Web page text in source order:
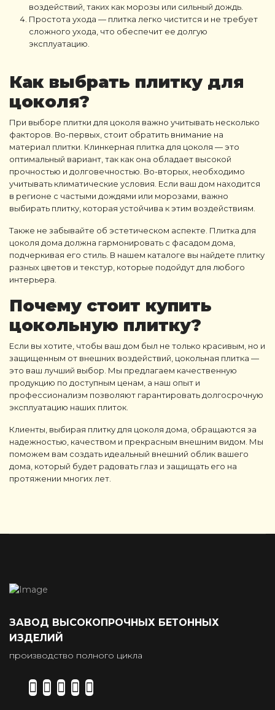
воздействий, таких как морозы или сильный дождь.
Простота ухода — плитка легко чистится и не требует
сложного ухода, что обеспечит ее долгую
эксплуатацию.
Как выбрать плитку для
цоколя?
При выборе плитки для цоколя важно учитывать несколько
факторов. Во-первых, стоит обратить внимание на
материал плитки. Клинкерная плитка для цоколя — это
оптимальный вариант, так как она обладает высокой
прочностью и долговечностью. Во-вторых, необходимо
учитывать климатические условия. Если ваш дом находится
в регионе с частыми дождями или морозами, важно
выбирать плитку, которая устойчива к этим воздействиям.
Также не забывайте об эстетическом аспекте. Плитка для
цоколя дома должна гармонировать с фасадом дома,
подчеркивая его стиль. В нашем каталоге вы найдете плитку
разных цветов и текстур, которые подойдут для любого
интерьера.
Почему стоит купить
цокольную плитку?
Если вы хотите, чтобы ваш дом был не только красивым, но и
защищенным от внешних воздействий, цокольная плитка —
это ваш лучший выбор. Мы предлагаем качественную
продукцию по доступным ценам, а наш опыт и
профессионализм позволяют гарантировать долгосрочную
эксплуатацию наших плиток.
Клиенты, выбирая плитку для цоколя дома, обращаются за
надежностью, качеством и прекрасным внешним видом. Мы
поможем вам создать идеальный внешний облик вашего
дома, который будет радовать глаз и защищать его на
протяжении многих лет.
ЗАВОД ВЫСОКОПРОЧНЫХ БЕТОННЫХ
ИЗДЕЛИЙ
производство полного цикла